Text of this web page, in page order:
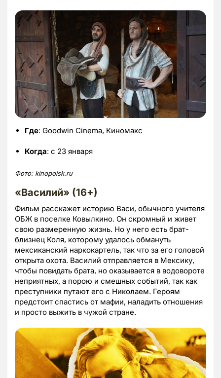
Где: Goodwin Cinema, Киномакс
Когда: с 23 января
Фото: kinopoisk.ru
«Василий» (16+)
Фильм расскажет историю Васи, обычного учителя
ОБЖ в поселке Ковылкино. Он скромный и живет
свою размеренную жизнь. Но у него есть брат-
близнец Коля, которому удалось обмануть
мексиканский наркокартель, так что за его головой
открыта охота. Василий отправляется в Мексику,
чтобы повидать брата, но оказывается в водовороте
неприятных, а порою и смешных событий, так как
преступники путают его с Николаем. Героям
предстоит спастись от мафии, наладить отношения
и просто выжить в чужой стране.